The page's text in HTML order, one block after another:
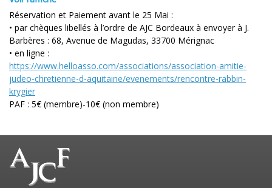
Réservation et Paiement avant le 25 Mai :
• par chèques libellés à l’ordre de AJC Bordeaux à envoyer à J.
Barbères : 68, Avenue de Magudas, 33700 Mérignac
• en ligne :
https://www.helloasso.com/associations/association-amitie-
judeo-chretienne-d-aquitaine/evenements/rencontre-rabbin-
krygier
PAF : 5€ (membre)-10€ (non membre)